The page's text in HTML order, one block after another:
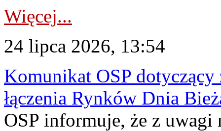
Więcej...
24 lipca 2026, 13:54
Komunikat OSP dotyczący
łączenia Rynków Dnia
OSP informuje, że z uwagi